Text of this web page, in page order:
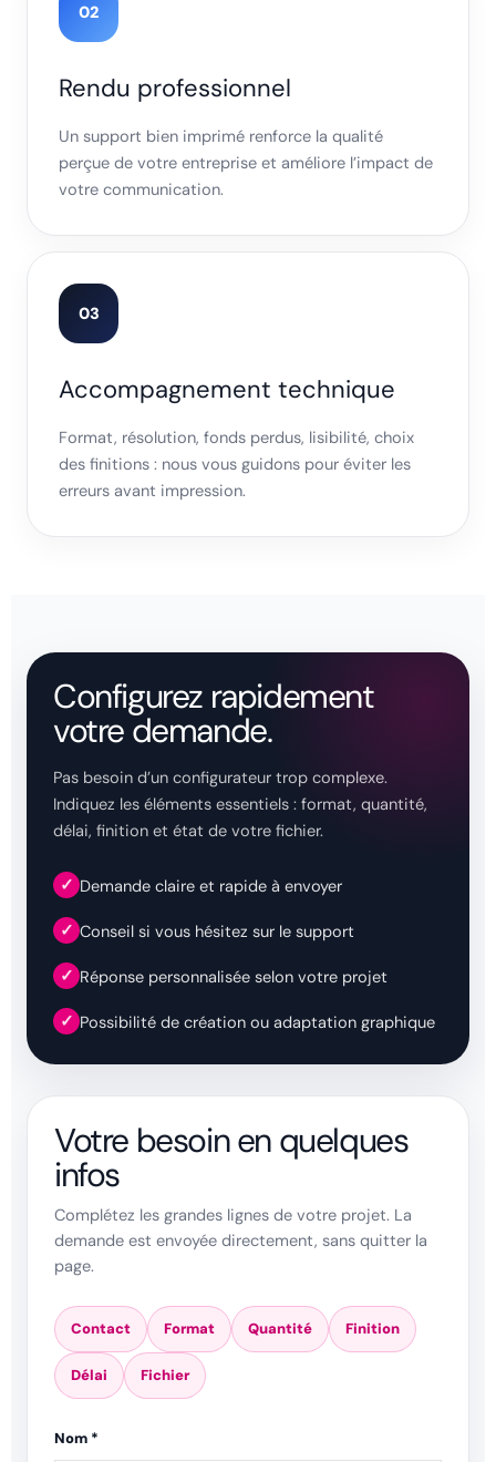
02
Rendu professionnel
Un support bien imprimé renforce la qualité
perçue de votre entreprise et améliore l’impact de
votre communication.
03
Accompagnement technique
Format, résolution, fonds perdus, lisibilité, choix
des finitions : nous vous guidons pour éviter les
erreurs avant impression.
Configurez rapidement
votre demande.
Pas besoin d’un configurateur trop complexe.
Indiquez les éléments essentiels : format, quantité,
délai, finition et état de votre fichier.
✓ Demande claire et rapide à envoyer
✓ Conseil si vous hésitez sur le support
✓ Réponse personnalisée selon votre projet
✓ Possibilité de création ou adaptation graphique
Votre besoin en quelques
infos
Complétez les grandes lignes de votre projet. La
demande est envoyée directement, sans quitter la
page.
Contact Format Quantité Finition
Délai Fichier
Nom *